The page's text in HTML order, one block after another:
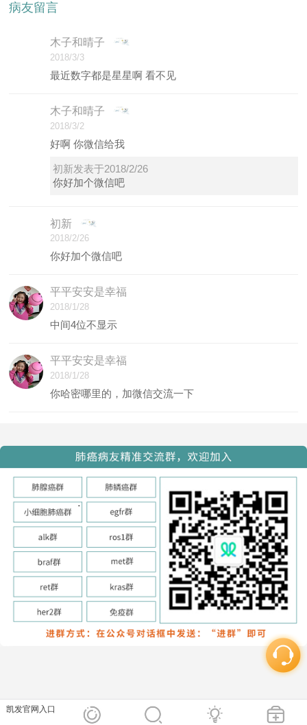
病友留言
木子和晴子
2018/3/3
最近数字都是星星啊 看不见
木子和晴子
2018/3/2
好啊 你微信给我
初新发表于2018/2/26
你好加个微信吧
初新
2018/2/26
你好加个微信吧
平平安安是幸福
2018/1/28
中间4位不显示
平平安安是幸福
2018/1/28
你哈密哪里的，加微信交流一下
凯发官网入口